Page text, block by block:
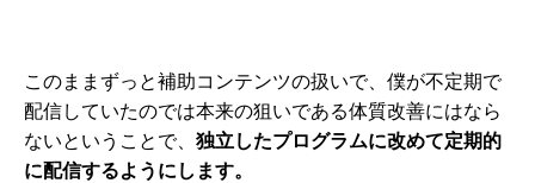
このままずっと補助コンテンツの扱いで、僕が不定期で
配信していたのでは本来の狙いである体質改善にはなら
ないということで、 独立したプログラムに改めて定期的
に配信するようにします。